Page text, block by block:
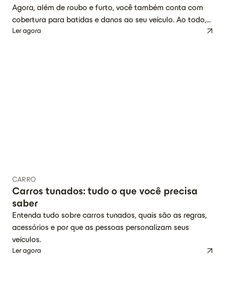
Agora, além de roubo e furto, você também conta com
cobertura para batidas e danos ao seu veículo. Ao todo,
são 6 coberturas diferentes, onde você escolhe a que mais
Ler agora
CARRO
Carros tunados: tudo o que você precisa
saber
Entenda tudo sobre carros tunados, quais são as regras,
acessórios e por que as pessoas personalizam seus
veículos.
Ler agora